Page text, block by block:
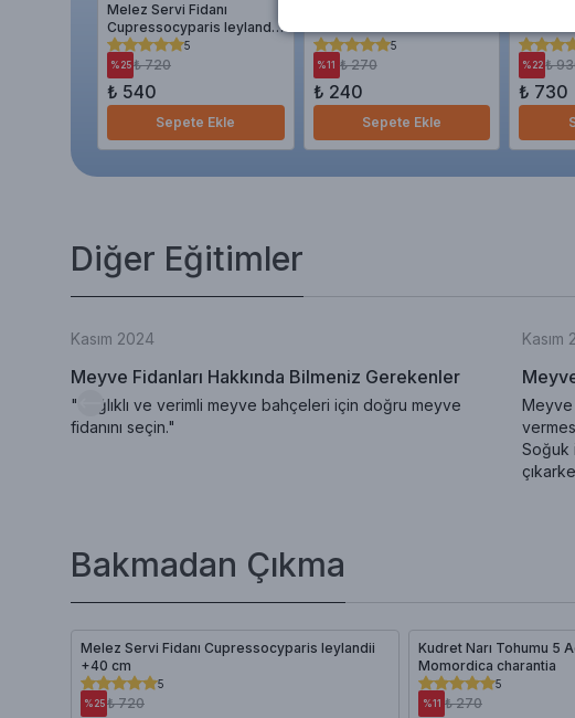
Melez Servi Fidanı
Cupressocyparis leylandii
+40 cm
5
% 25 ₺ 720
₺ 540
Sepete Ekle
charantia
5
%11 ₺ 270
₺ 240
Sepete Ekle
% 22 ₺
₺ 730
Diğer Eğitimler
Kasım 2024
Meyve Fidanları Hakkında Bilmeniz Gerekenler
"Sağlıklı ve verimli meyve bahçeleri için doğru meyve
fidanını seçin."
Kasım
Meyve
Soğuk
Bakmadan Çıkma
Melez Servi Fidanı Cupressocyparis leylandii
+40 cm
5
% 25 ₺ 720
Kudret Narı Tohumu 5
Momordica charantia
5
%11 ₺ 270